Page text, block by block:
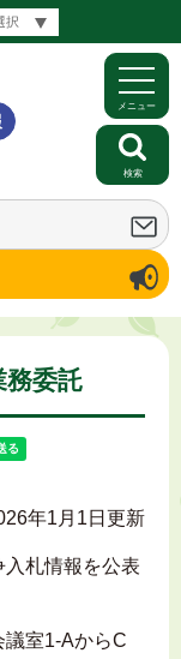
メニュー
検索
務委託
年1月1日更新
札情報を公表
室1-AからC